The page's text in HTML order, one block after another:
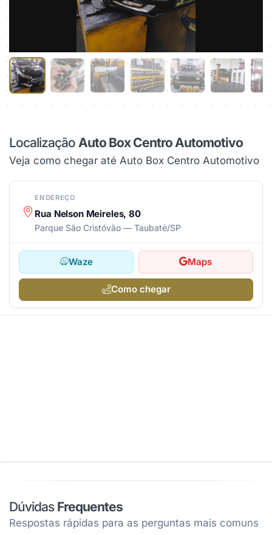
Localização Auto Box Centro Automotivo
Veja como chegar até Auto Box Centro Automotivo
ENDEREÇO
Rua Nelson Meireles, 80
Parque São Cristóvão — Taubaté/SP
Waze Maps
Como chegar
Dúvidas Frequentes
Respostas rápidas para as perguntas mais comuns